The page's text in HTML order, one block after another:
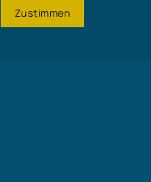
Zustimmen